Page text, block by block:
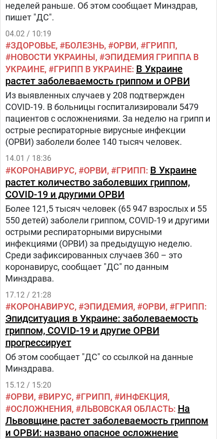
неделей раньше. Об этом сообщает Минздрав,
пишет "ДС".
04.02 / 10:19
ЗДОРОВЬЕ БОЛЕЗНЬ ОРВИ
ГРИПП
НОВОСТИ УКРАИНЫ
ЭПИДЕМИЯ ГРИППА В
УКРАИНЕ
ГРИПП В УКРАИНЕ В Украине
растет заболеваемость гриппом и ОРВИ
Из выявленных случаев у 208 подтвержден
COVID-19. В больницы госпитализировали 5479
пациентов с осложнениями. За неделю на грипп и
острые респираторные вирусные инфекции
(ОРВИ) заболели более 140 тысяч человек.
14.01 / 18:36
КОРОНАВИРУС ОРВИ ГРИПП В Украине
растет количество заболевших гриппом,
COVID-19 и другими ОРВИ
Более 121,5 тысяч человек (65 947 взрослых и 55
550 детей) заболели гриппом, COVID-19 и другими
острыми респираторными вирусными
инфекциями (ОРВИ) за предыдущую неделю.
Среди зафиксированных случаев 360 – это
коронавирус, сообщает "ДС" по данным
Минздрава.
17.12 / 21:28
КОРОНАВИРУС ЭПИДЕМИЯ ОРВИ ГРИПП
Эпидситуация в Украине: заболеваемость
гриппом, COVID-19 и другие ОРВИ
прогрессирует
Об этом сообщает "ДС" со ссылкой на данные
Минздрава.
15.12 / 15:20
ОРВИ ВИРУС ГРИПП
ИНФЕКЦИЯ
ОСЛОЖНЕНИЯ
ЛЬВОВСКАЯ ОБЛАСТЬ На
Львовщине растет заболеваемость гриппом
и ОРВИ: названо опасное осложнение